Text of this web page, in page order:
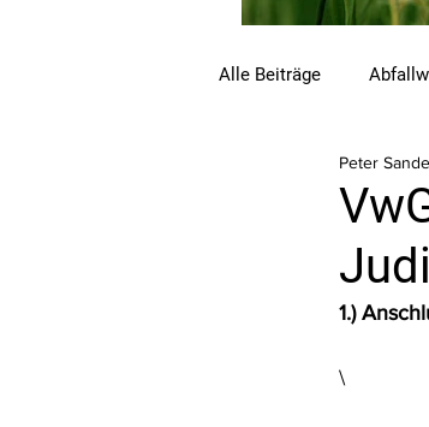
Alle Beiträge
Beihilfen und
Luftreinhalterecht
Peter
1.)
\